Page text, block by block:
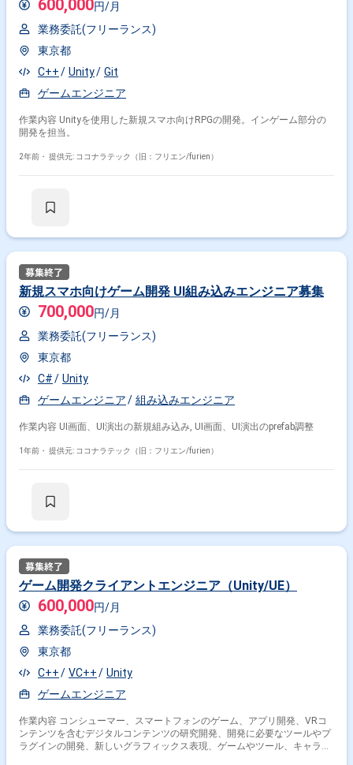
600,000円/月
業務委託(フリーランス)
東京都
C++
Unity
Git
ゲームエンジニア
作業内容 Unityを使用した新規スマホ向けRPGの開発。インゲーム部分の
開発を担当。
2年前・ 提供元: ココナラテック（旧：フリエン/furien）
新規スマホ向けゲーム開発 UI組み込みエンジニア募集
700,000円/月
業務委託(フリーランス)
東京都
C#
Unity
ゲームエンジニア
組み込みエンジニア
作業内容 UI画面、UI演出の新規組み込み, UI画面、UI演出のprefab調整
1年前・ 提供元: ココナラテック（旧：フリエン/furien）
ゲーム開発クライアントエンジニア（Unity/UE）
600,000円/月
業務委託(フリーランス)
東京都
C++
VC++
Unity
ゲームエンジニア
作業内容 コンシューマー、スマートフォンのゲーム、アプリ開発、VRコ
ンテンツを含むデジタルコンテンツの研究開発、開発に必要なツールやプ
ラグインの開発、新しいグラフィックス表現、ゲームやツール、キャラク